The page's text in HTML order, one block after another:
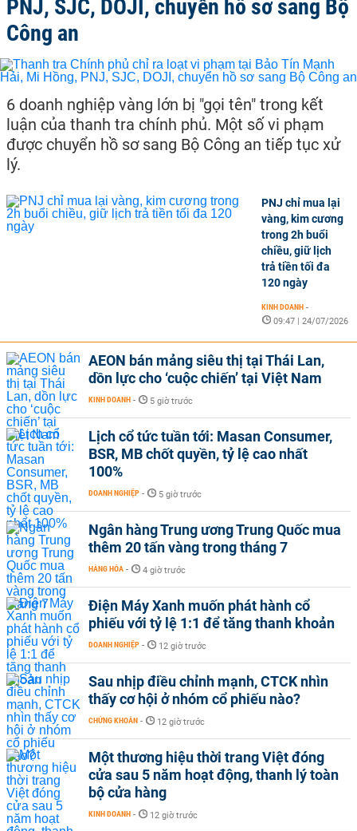
PNJ, SJC, DOJI, chuyển hồ sơ sang Bộ
Công an
6 doanh nghiệp vàng lớn bị "gọi tên" trong kết
luận của thanh tra chính phủ. Một số vi phạm
được chuyển hồ sơ sang Bộ Công an tiếp tục xử
lý.
PNJ chỉ mua lại
vàng, kim cương
trong 2h buổi
chiều, giữ lịch
trả tiền tối đa
120 ngày
KINH DOANH -
09:47 | 24/07/2026
AEON bán mảng siêu thị tại Thái Lan,
dồn lực cho ‘cuộc chiến’ tại Việt Nam
KINH DOANH - 5 giờ trước
Lịch cổ tức tuần tới: Masan Consumer,
BSR, MB chốt quyền, tỷ lệ cao nhất
100%
DOANH NGHIỆP - 5 giờ trước
Ngân hàng Trung ương Trung Quốc mua
thêm 20 tấn vàng trong tháng 7
HÀNG HÓA - 4 giờ trước
Điện Máy Xanh muốn phát hành cổ
phiếu với tỷ lệ 1:1 để tăng thanh khoản
DOANH NGHIỆP - 12 giờ trước
Sau nhịp điều chỉnh mạnh, CTCK nhìn
thấy cơ hội ở nhóm cổ phiếu nào?
CHỨNG KHOÁN - 12 giờ trước
Một thương hiệu thời trang Việt đóng
cửa sau 5 năm hoạt động, thanh lý toàn
bộ cửa hàng
KINH DOANH - 12 giờ trước